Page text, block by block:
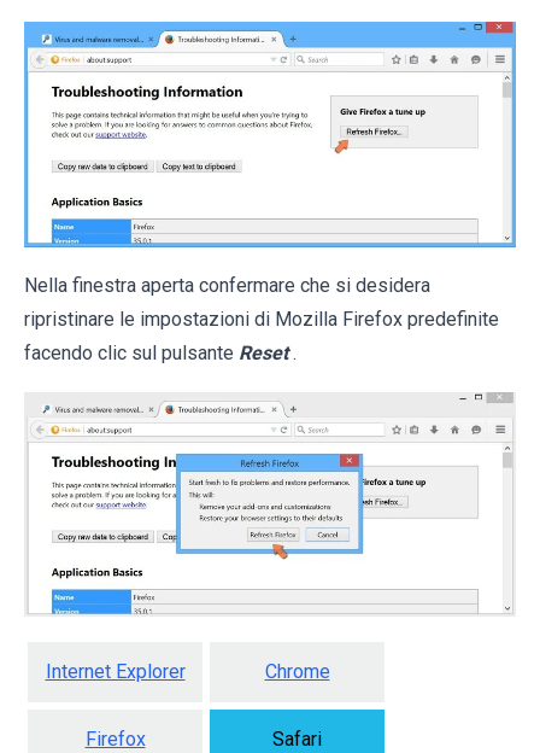
Nella finestra aperta confermare che si desidera
ripristinare le impostazioni di Mozilla Firefox predefinite
facendo clic sul pulsante Reset .
Internet Explorer Chrome
Firefox Safari